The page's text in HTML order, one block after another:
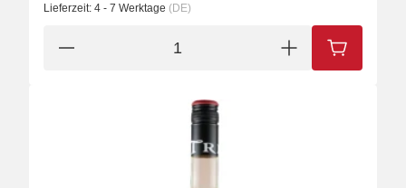
Lieferzeit: 4 - 7 Werktage (DE)
IN DEN